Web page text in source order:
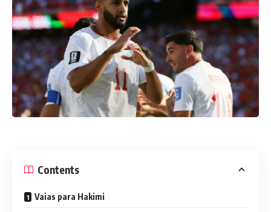
Contents
Vaias para Hakimi